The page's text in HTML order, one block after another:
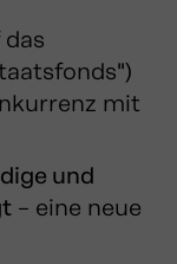
mit
und
– eine neue